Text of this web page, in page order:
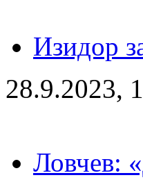
Изидор
28.9.2023,
Ловчев: